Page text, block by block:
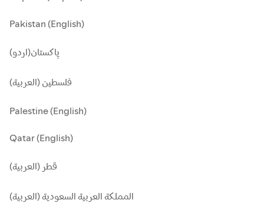
Pakistan (English)
پاکستان(اردو)
فلسطين (العربية)
Palestine (English)
Qatar (English)
قطر (العربية)
المملكة العربية السعودية (العربية)